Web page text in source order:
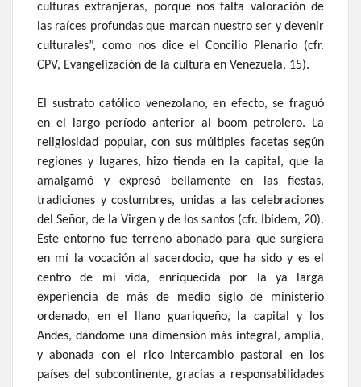
culturas extranjeras, porque nos falta valoración de
las raíces profundas que marcan nuestro ser y devenir
culturales”, como nos dice el Concilio Plenario (cfr.
CPV, Evangelización de la cultura en Venezuela, 15).
El sustrato católico venezolano, en efecto, se fraguó
en el largo período anterior al boom petrolero. La
religiosidad popular, con sus múltiples facetas según
regiones y lugares, hizo tienda en la capital, que la
amalgamó y expresó bellamente en las fiestas,
tradiciones y costumbres, unidas a las celebraciones
del Señor, de la Virgen y de los santos (cfr. Ibidem, 20).
Este entorno fue terreno abonado para que surgiera
en mí la vocación al sacerdocio, que ha sido y es el
centro de mi vida, enriquecida por la ya larga
experiencia de más de medio siglo de ministerio
ordenado, en el llano guariqueño, la capital y los
Andes, dándome una dimensión más integral, amplia,
y abonada con el rico intercambio pastoral en los
países del subcontinente, gracias a responsabilidades